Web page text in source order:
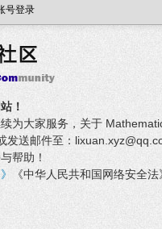
号登录
！
为大家服务，关于
发送邮件至：
帮助！
《中华人民共和国网络安全